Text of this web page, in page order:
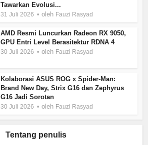
Tawarkan Evolusi...
31 Juli 2026 oleh Fauzi Rasyad
AMD Resmi Luncurkan Radeon RX 9050,
GPU Entri Level Berasitektur RDNA 4
30 Juli 2026 oleh Fauzi Rasyad
Kolaborasi ASUS ROG x Spider-Man:
Brand New Day, Strix G16 dan Zephyrus
G16 Jadi Sorotan
30 Juli 2026 oleh Fauzi Rasyad
Tentang penulis